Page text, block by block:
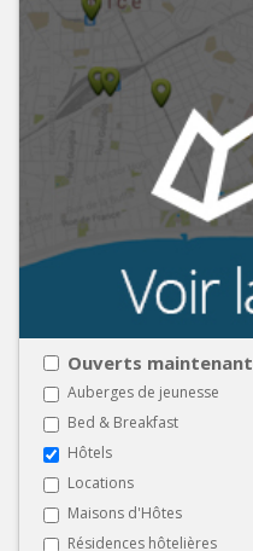
Ouverts maintenant
Auberges de jeunesse
Bed & Breakfast
Hôtels
Locations
Maisons d'Hôtes
Résidences hôtelières